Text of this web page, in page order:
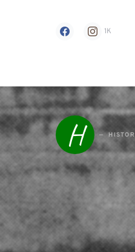
1K
H